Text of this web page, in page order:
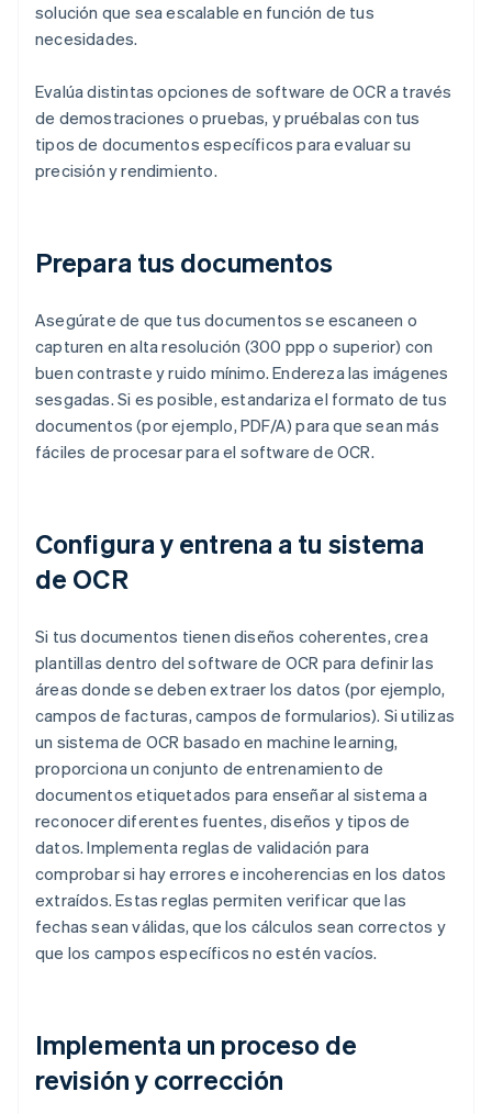
solución que sea escalable en función de tus
necesidades.
Evalúa distintas opciones de software de OCR a través
de demostraciones o pruebas, y pruébalas con tus
tipos de documentos específicos para evaluar su
precisión y rendimiento.
Prepara tus documentos
Asegúrate de que tus documentos se escaneen o
capturen en alta resolución (300 ppp o superior) con
buen contraste y ruido mínimo. Endereza las imágenes
sesgadas. Si es posible, estandariza el formato de tus
documentos (por ejemplo, PDF/A) para que sean más
fáciles de procesar para el software de OCR.
Configura y entrena a tu sistema
de OCR
Si tus documentos tienen diseños coherentes, crea
plantillas dentro del software de OCR para definir las
áreas donde se deben extraer los datos (por ejemplo,
campos de facturas, campos de formularios). Si utilizas
un sistema de OCR basado en machine learning,
proporciona un conjunto de entrenamiento de
documentos etiquetados para enseñar al sistema a
reconocer diferentes fuentes, diseños y tipos de
datos. Implementa reglas de validación para
comprobar si hay errores e incoherencias en los datos
extraídos. Estas reglas permiten verificar que las
fechas sean válidas, que los cálculos sean correctos y
que los campos específicos no estén vacíos.
Implementa un proceso de
revisión y corrección